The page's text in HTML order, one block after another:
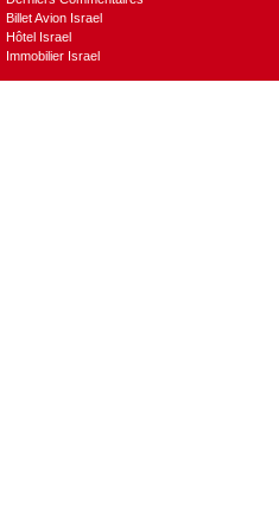
Billet Avion Israel
Hôtel Israel
Immobilier Israel